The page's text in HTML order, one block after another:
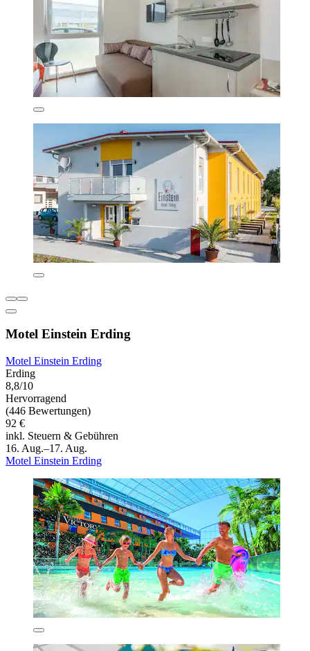
Motel Einstein Erding
Motel Einstein Erding
Erding
8,8/10
Hervorragend
(446 Bewertungen)
92 €
inkl. Steuern & Gebühren
16. Aug.–17. Aug.
Motel Einstein Erding